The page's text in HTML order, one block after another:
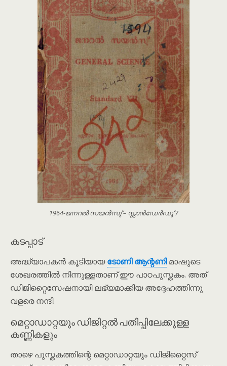
1964-ജനറൽ സയൻസു് – സ്റ്റാൻഡേർഡു് 7
കടപ്പാട്
അദ്ധ്യാപകൻ കൂടിയായടോണി ആന്റണിമാഷുടെ
ശേഖരത്തിൽ നിന്നുള്ളതാണ് ഈ പാഠപുസ്തകം. അത്
ഡിജിറ്റൈസേഷനായി ലഭ്യമാക്കിയ അദ്ദേഹത്തിന്നു
വളരെ നന്ദി.
മെറ്റാഡാറ്റയും ഡിജിറ്റൽ പതിപ്പിലേക്കുള്ള
കണ്ണികളും
താഴെ പുസ്തകത്തിന്റെ മെറ്റാഡാറ്റയും ഡിജിറ്റൈസ്